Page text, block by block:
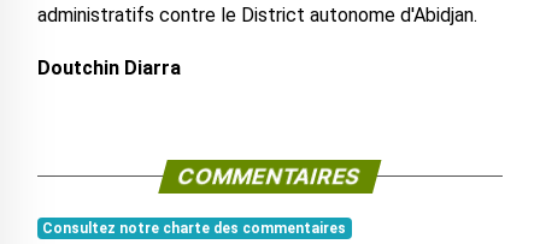
administratifs contre le District autonome d'Abidjan.
Doutchin Diarra
COMMENTAIRES
Consultez notre charte des commentaires